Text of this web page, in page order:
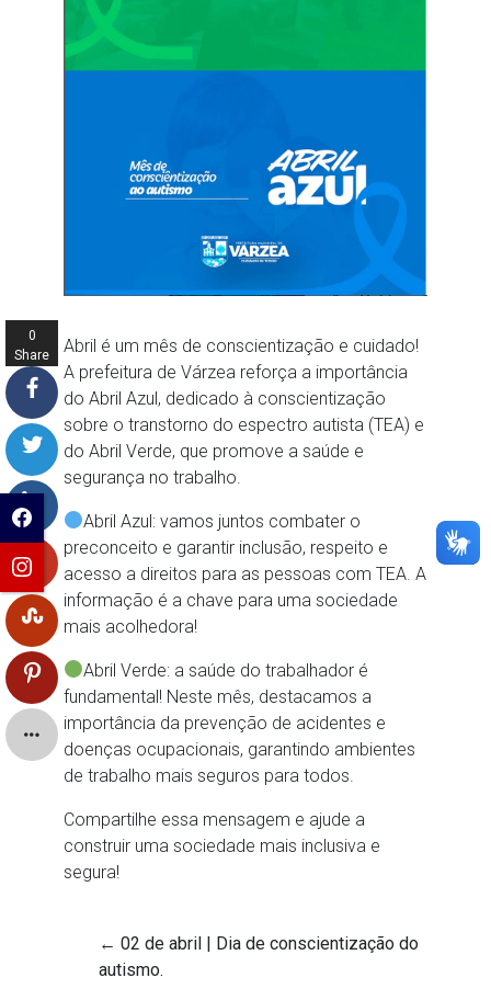
Abril é um mês de conscientização e cuidado!
A prefeitura de Várzea reforça a importância
do Abril Azul, dedicado à conscientização
sobre o transtorno do espectro autista (TEA) e
do Abril Verde, que promove a saúde e
segurança no trabalho.
Abril Azul: vamos juntos combater o
preconceito e garantir inclusão, respeito e
acesso a direitos para as pessoas com TEA. A
informação é a chave para uma sociedade
mais acolhedora!
Abril Verde: a saúde do trabalhador é
fundamental! Neste mês, destacamos a
importância da prevenção de acidentes e
doenças ocupacionais, garantindo ambientes
de trabalho mais seguros para todos.
Compartilhe essa mensagem e ajude a
construir uma sociedade mais inclusiva e
segura!
← 02 de abril | Dia de conscientização do
autismo.
0
Share
s